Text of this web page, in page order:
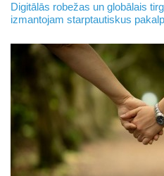
Digitālās robežas un globālais
izmantojam starptautiskus